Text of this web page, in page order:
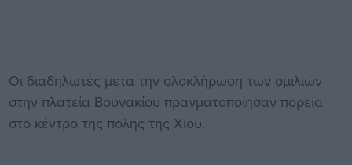
Οι διαδηλωτές μετά την ολοκλήρωση των ομιλιών
στην πλατεία Βουνακίου πραγματοποίησαν πορεία
στο κέντρο της πόλης της Χίου.